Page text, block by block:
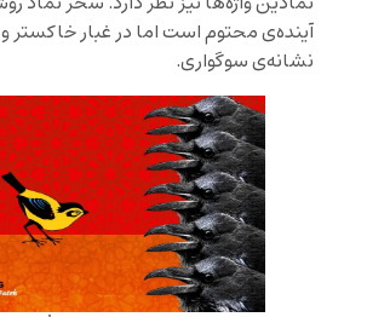
آینده‌ی محتوم است اما در غبار خاکستر
نشانه‌ی سوگواری.